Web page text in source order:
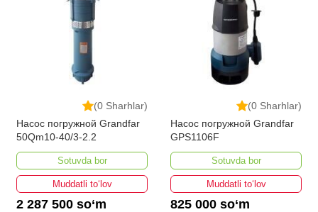
(0 Sharhlar)
Насос погружной Grandfar
50Qm10-40/3-2.2
Sotuvda bor
Muddatli to‘lov
2 287 500 so‘m
(0 Sharhlar)
Насос погружной Grandfar
GPS1106F
Sotuvda bor
Muddatli to‘lov
825 000 so‘m